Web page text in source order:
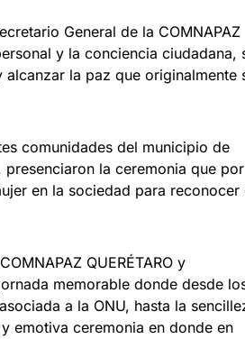
General de la COMNAPAZ
y la conciencia ciudadana,
la paz que originalmente
comunidades del municipio de
la ceremonia que por
en la sociedad para reconocer
QUERÉTARO y
memorable donde desde
a la ONU, hasta la
emotiva ceremonia en donde en